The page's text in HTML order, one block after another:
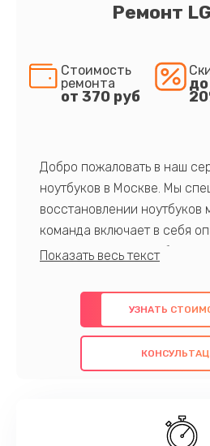
Ремонт
Стоимость
ремонта
от 370 руб
до
Добро пожаловать в наш
ноутбуков в Москве. Мы
восстановлении ноутбуков
команда включает в себя
профессионалов с
предлагаем быстрый и
использованием
также гарантируем
проведенных работ. Наша
наилучшим образом. Не
УЗНАТЬ